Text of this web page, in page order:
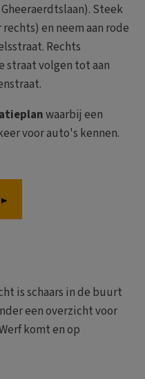
Steek
en neem aan rode
Rechts
straat volgen tot aan
waarbij een
voor auto's kennen.
is schaars in de buurt
een overzicht voor
komt en op